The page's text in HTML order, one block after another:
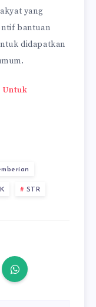
yang
bantuan
didapatkan
Untuk
STR